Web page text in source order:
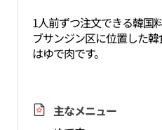
1人前ずつ注文できる韓国
ブサンジン区に位置した
はゆで肉です。
主なメニュー